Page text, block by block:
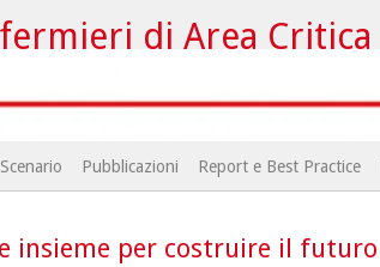
di Area Critica
Scenario Pubblicazioni Report e Best Practice
insieme per costruire il futuro